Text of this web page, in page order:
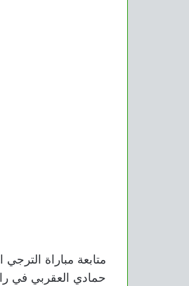
متابعة مباراة
حمادي العقربي في